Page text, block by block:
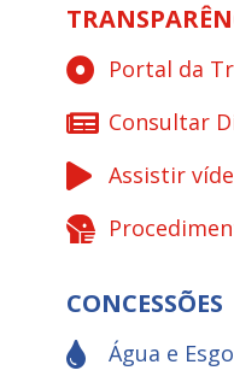
Portal da
Consultar
Assistir
CONCESSÕES
Água e